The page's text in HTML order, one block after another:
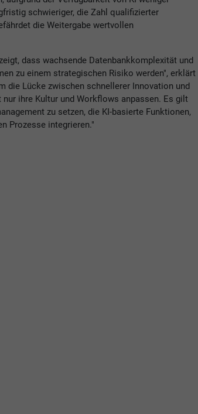
schwieriger, die Zahl qualifizierter
die Weitergabe wertvollen
dass wachsende Datenbankkomplexität und
zu einem strategischen Risiko werden", erklärt
die Lücke zwischen schnellerer Innovation und
ihre Kultur und Workflows anpassen. Es gilt
zu setzen, die KI-basierte Funktionen,
Prozesse integrieren."